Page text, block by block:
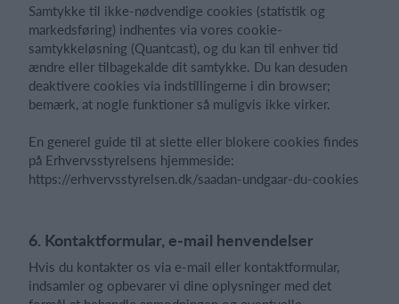
Samtykke til ikke-nødvendige cookies (statistik og
markedsføring) indhentes via vores cookie-
samtykkeløsning (Quantcast), og du kan til enhver tid
ændre eller tilbagekalde dit samtykke. Du kan desuden
deaktivere cookies via indstillingerne i din browser;
bemærk, at nogle funktioner så muligvis ikke virker.
En generel guide til at slette eller blokere cookies findes
på Erhvervsstyrelsens hjemmeside:
https://erhvervsstyrelsen.dk/saadan-undgaar-du-cookies
6. Kontaktformular, e-mail henvendelser
Hvis du kontakter os via e-mail eller kontaktformular,
indsamler og opbevarer vi dine oplysninger med det